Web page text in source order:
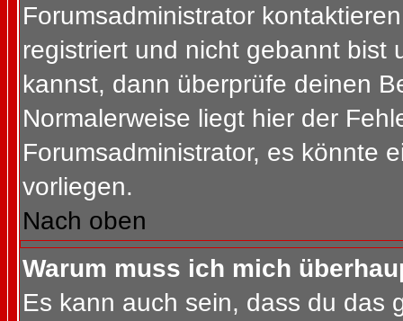
Forumsadministrator
registriert und nicht gebannt bist
kannst, dann überprüfe deinen
Normalerweise liegt hier der
Forumsadministrator, es könnte
vorliegen.
Nach oben
Warum muss ich mich
Es kann auch sein, dass du das